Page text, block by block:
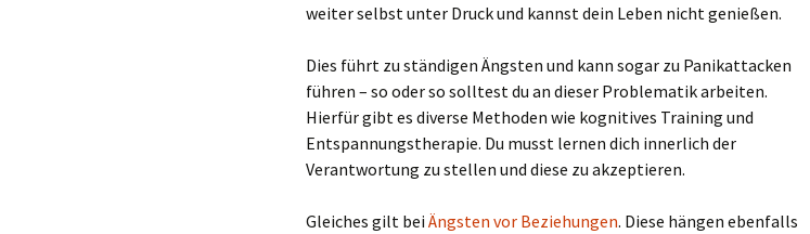
weiter selbst unter Druck und kannst dein Leben nicht genießen.
Dies führt zu ständigen Ängsten und kann sogar zu Panikattacken
führen – so oder so solltest du an dieser Problematik arbeiten.
Hierfür gibt es diverse Methoden wie kognitives Training und
Entspannungstherapie. Du musst lernen dich innerlich der
Verantwortung zu stellen und diese zu akzeptieren.
Gleiches gilt bei Ängsten vor Beziehungen. Diese hängen ebenfalls